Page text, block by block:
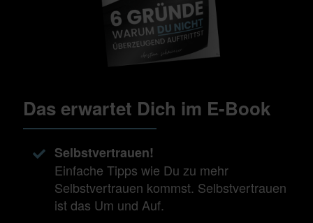
Das erwartet Dich im E-Book
Selbstvertrauen!
Einfache Tipps wie Du zu mehr
Selbstvertrauen kommst. Selbstvertrauen
ist das Um und Auf.